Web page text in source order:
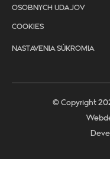
OSOBNYCH UDAJOV
COOKIES
NASTAVENIA SÚKROMIA
© Copyright